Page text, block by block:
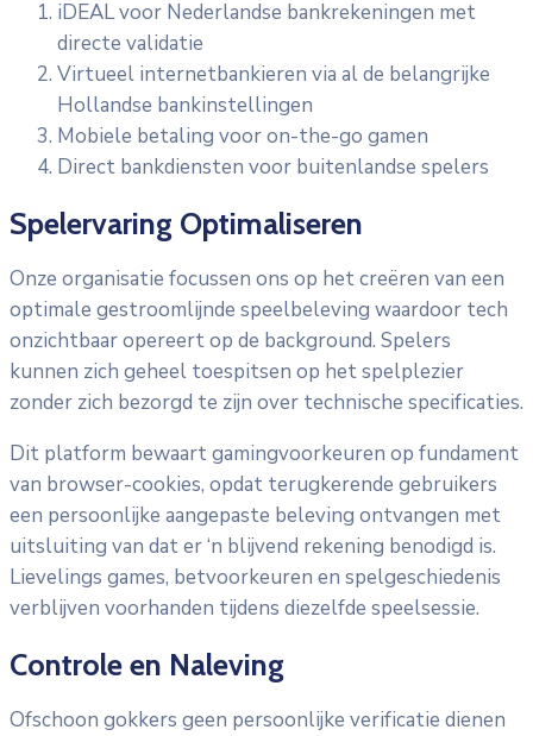
iDEAL voor Nederlandse bankrekeningen met
directe validatie
Virtueel internetbankieren via al de belangrijke
Hollandse bankinstellingen
Mobiele betaling voor on-the-go gamen
Direct bankdiensten voor buitenlandse spelers
Spelervaring Optimaliseren
Onze organisatie focussen ons op het creëren van een
optimale gestroomlijnde speelbeleving waardoor tech
onzichtbaar opereert op de background. Spelers
kunnen zich geheel toespitsen op het spelplezier
zonder zich bezorgd te zijn over technische specificaties.
Dit platform bewaart gamingvoorkeuren op fundament
van browser-cookies, opdat terugkerende gebruikers
een persoonlijke aangepaste beleving ontvangen met
uitsluiting van dat er ‘n blijvend rekening benodigd is.
Lievelings games, betvoorkeuren en spelgeschiedenis
verblijven voorhanden tijdens diezelfde speelsessie.
Controle en Naleving
Ofschoon gokkers geen persoonlijke verificatie dienen